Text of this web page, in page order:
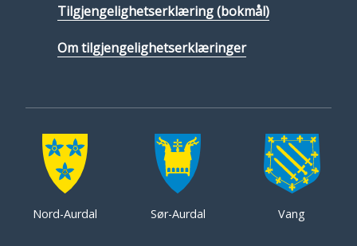
Tilgjengelighetserklæring (bokmål)
Om tilgjengelighetserklæringer
Nord-Aurdal Sør-Aurdal Vang